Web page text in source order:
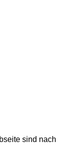
sind nach